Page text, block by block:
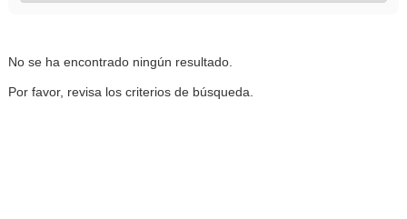
No se ha encontrado ningún resultado.
Por favor, revisa los criterios de búsqueda.